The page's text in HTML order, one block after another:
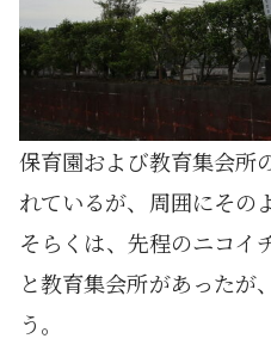
保育園および教育集会所
れているが、周囲にその
そらくは、先程のニコイ
と教育集会所があったが
う。